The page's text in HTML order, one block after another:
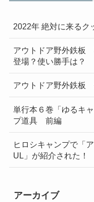
2022年 絶対に来るク
アウトドア野外鉄板
登場？使い勝手は？
アウトドア野外鉄板
単行本６巻「ゆるキ
プ道具 前編
ヒロシキャンプで「
UL」が紹介された！
アーカイブ